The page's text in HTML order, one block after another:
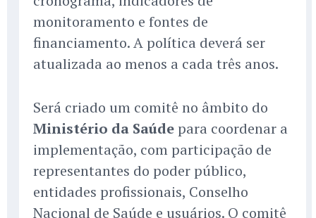
monitoramento e fontes de
financiamento. A política deverá ser
atualizada ao menos a cada três anos.
Será criado um comitê no âmbito do
Ministério da Saúde para coordenar a
implementação, com participação de
representantes do poder público,
entidades profissionais, Conselho
Nacional de Saúde e usuários. O comitê